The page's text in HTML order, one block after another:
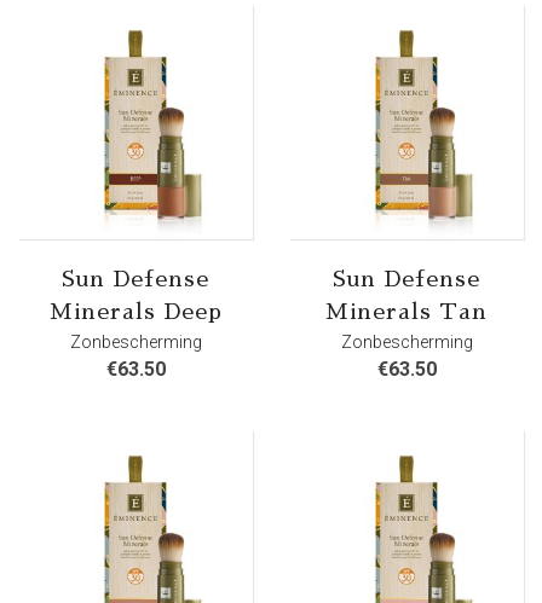
Sun Defense
Minerals Deep
Zonbescherming
€63.50
Sun Defense
Minerals Tan
Zonbescherming
€63.50